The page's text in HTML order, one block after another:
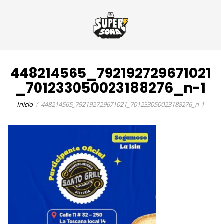
448214565_792192729671021
_701233050023188276_n-1
Inicio 448214565_792192729671021_701233050023188276_n-1